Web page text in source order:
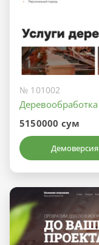
№ 101002
Деревообработка
5150000 сум
Демоверсия